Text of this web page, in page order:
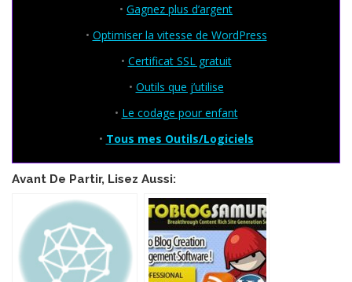
• Gagnez plus d’argent
• Optimiser la vitesse de WordPress
• Certificat SSL gratuit
• Outils que j’utilise
• Le codage pour enfant
• Tous mes Outils/Logiciels
Avant De Partir, Lisez Aussi: